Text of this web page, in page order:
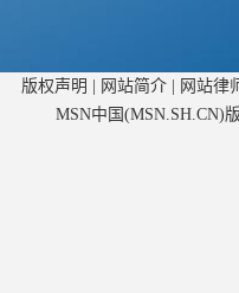
版权声明 网站简介|
网站律
MSN中国(MSN.SH.CN)